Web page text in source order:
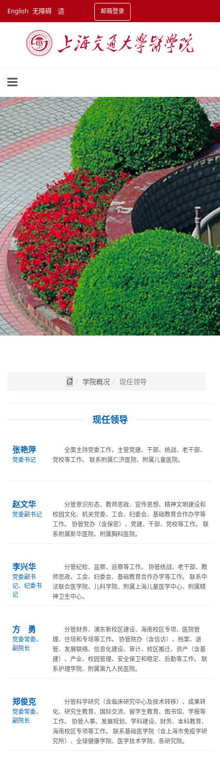
English 无障碍 适 邮箱登录
学院概况 现任领导
现任领导
张艳萍
党委书记
全面主持党委工作，主管党建、干部、统战、老干部、
党校等工作。 联系附属仁济医院、附属儿童医院。
赵文华
党委副书记
分管意识形态、教师思政、宣传思想、精神文明建设和
校园文化、机关党委、工会、妇委会、基础教育合作办学等
工作。 协管党办（含保密）、党建、干部、党校等工作。 联
系附属新华医院、附属胸科医院。
李兴华
党委副书
记、纪委书
记
分管纪检、监察、巡察等工作。 协管统战、老干部、教
师思政、工会、妇委会、基础教育合作办学等工作。 联系中
法联合医学院、儿科学院、附属上海儿童医学中心、附属精
神卫生中心。
方 勇
党委常委、
副院长
分管财务、浦东新校区建设、海南校区专项、医院管
理、住培和专培等工作。 协管院办（含信访）、档案、退
管、发展联络、信息化建设、审计、校区搬迁、资产（含基
建）、产业、校园管理、安全保卫和稳定、后勤等工作。 联
系护理学院、附属第九人民医院。
郑俊克
党委常委、
副院长
分管科学研究（含临床研究中心及技术转移）、成果转
化、研究生教育、国际交流、留学生教育、图书馆、学报等
工作。 协管人事、发展规划、学科建设、财务、本科教育、
海南校区专项等工作。 联系基础医学院（含上海市免疫学研
究所）、全球健康学院、医学技术学院、各研究院。